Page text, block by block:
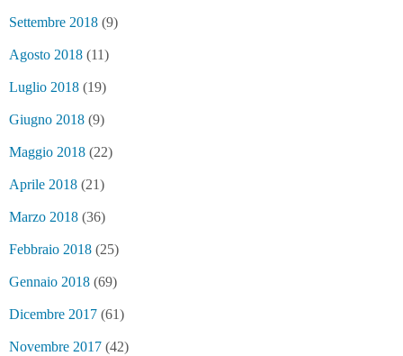
Settembre 2018 (9)
Agosto 2018 (11)
Luglio 2018 (19)
Giugno 2018 (9)
Maggio 2018 (22)
Aprile 2018 (21)
Marzo 2018 (36)
Febbraio 2018 (25)
Gennaio 2018 (69)
Dicembre 2017 (61)
Novembre 2017 (42)